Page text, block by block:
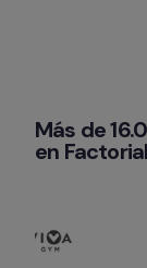
Más de
en Factorial